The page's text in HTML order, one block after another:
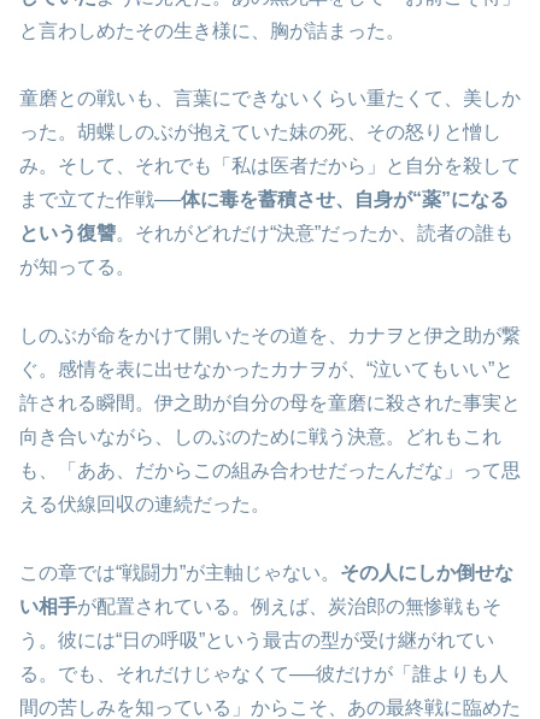
と言わしめたその生き様に、胸が詰まった。
童磨との戦いも、言葉にできないくらい重たくて、美しか
った。胡蝶しのぶが抱えていた妹の死、その怒りと憎し
み。そして、それでも「私は医者だから」と自分を殺して
まで立てた作戦──体に毒を蓄積させ、自身が“薬”になる
という復讐。それがどれだけ“決意”だったか、読者の誰も
が知ってる。
しのぶが命をかけて開いたその道を、カナヲと伊之助が繋
ぐ。感情を表に出せなかったカナヲが、“泣いてもいい”と
許される瞬間。伊之助が自分の母を童磨に殺された事実と
向き合いながら、しのぶのために戦う決意。どれもこれ
も、「ああ、だからこの組み合わせだったんだな」って思
える伏線回収の連続だった。
この章では“戦闘力”が主軸じゃない。 その人にしか倒せな
い相手が配置されている。例えば、炭治郎の無惨戦もそ
う。彼には“日の呼吸”という最古の型が受け継がれてい
る。でも、それだけじゃなくて──彼だけが「誰よりも人
間の苦しみを知っている」からこそ、あの最終戦に臨めた